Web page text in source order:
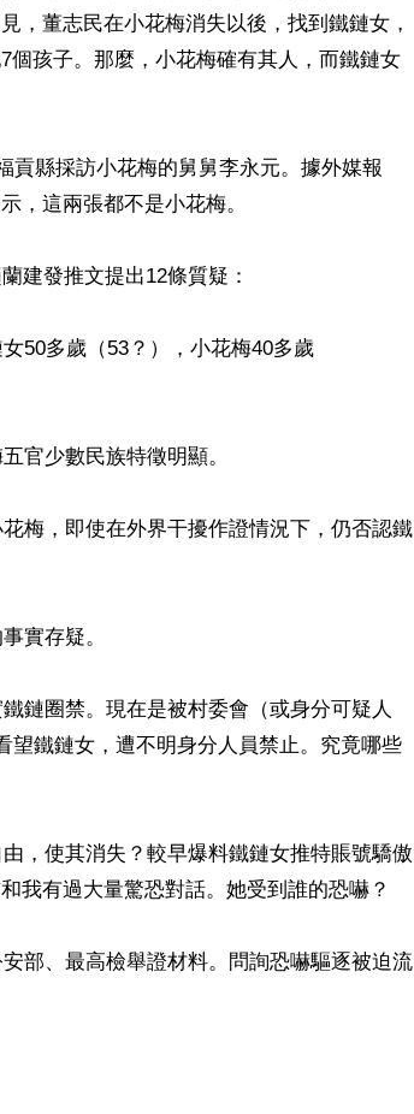
，董志民在小花梅消失以後，找到鐵鏈女，
孩子。那麼，小花梅確有其人，而鐵鏈女
貢縣採訪小花梅的舅舅李永元。據外媒報
，這兩張都不是小花梅。
建發推文提出12條質疑：
50多歲（53？），小花梅40多歲
官少數民族特徵明顯。
梅，即使在外界干擾作證情況下，仍否認鐵
實存疑。
鏈圈禁。現在是被村委會（或身分可疑人
望鐵鏈女，遭不明身分人員禁止。究竟哪些
，使其消失？較早爆料鐵鏈女推特賬號驕傲
我有過大量驚恐對話。她受到誰的恐嚇？
部、最高檢舉證材料。問詢恐嚇驅逐被迫流